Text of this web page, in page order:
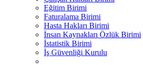
Eğitim Birimi
Faturalama Birimi
Hasta Hakları Birimi
İnsan Kaynakları Özlük Birimi
İstatistik Birimi
İş Güvenliği Kurulu